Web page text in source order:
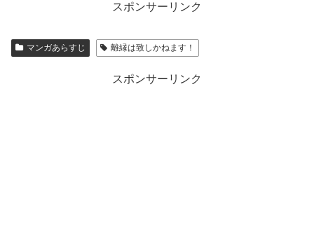
スポンサーリンク
マンガあらすじ 離縁は致しかねます！
スポンサーリンク